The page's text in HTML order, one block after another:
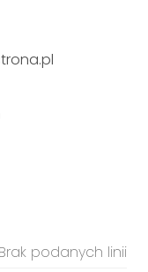
Brak podanych linii